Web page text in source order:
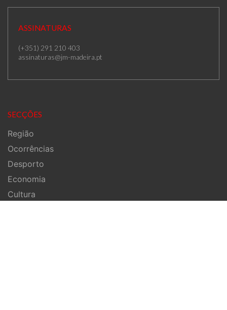
ASSINATURAS
(+351) 291 210 403
assinaturas@jm-madeira.pt
SECÇÕES
Região
Ocorrências
Desporto
Economia
Cultura